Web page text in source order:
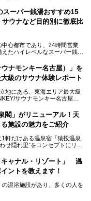
続けてきた施設だからこそ、
ちわびている人も多いのでは
2年前からじっくり構想を練
館内の充実度は想像以上。
天エリアや10の浴槽、40人収
、岩盤浴やリラクゼーション
生まれ変わりました。
新しくなった「スパアクアス
スーパー銭湯おすすめ15
ウナなど目的別に徹底比
心都市であり、24時間営業
たハイレベルなスーパー銭湯
を心身ともにリセットした
中ダラダラ過ごしたい」「コ
楽しんでくださいね。
ウナモンキー名古屋）」を
級のサウナ体験レポート
地にある、東海エリア最大級
サウナモンキー名古屋」
ないよね」という声をよく耳
良さにも胸が高鳴ります。
いるパブリックサウナが、女
閣」がリニューアル！天
施設の魅力をご紹介
軒だけある温泉宿「猿投温泉
せ隠れ里”をコンセプトにリニ
風呂や、新設・改装された客
られたお料理……。
キャナル・リゾート」 温
ントを教えます！
温浴施設があり、多くの人を